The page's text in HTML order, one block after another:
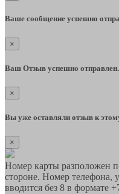
Ваше сообщение успешно
×
Ваш Отзыв успешно отправлен.
×
Вы уже оставляли отзыв к
×
Номер карты разположен
стороне. Номер телефона,
вводится без 8 в формате